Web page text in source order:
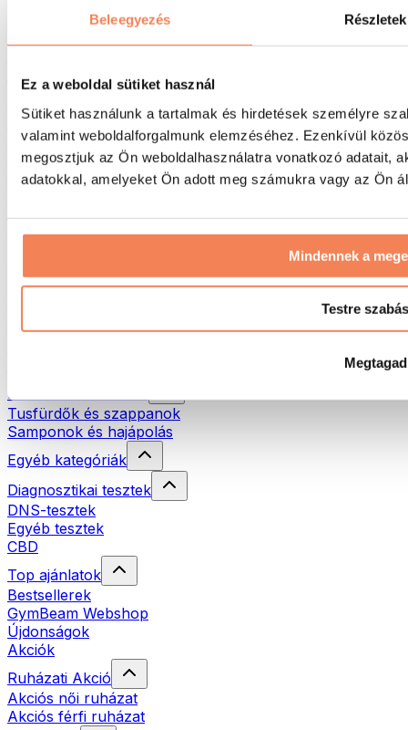
Beleegyezés Részletek
Ez a weboldal sütiket használ
Sütiket használunk a tartalmak és hirdetések személyre
valamint weboldalforgalmunk elemzéséhez. Ezenkívül
megosztjuk az Ön weboldalhasználatra vonatkozó adatait,
adatokkal, amelyeket Ön adott meg számukra vagy az Ön
Mindennek a
Testre szabás
Megtagad
Táskák & hátizsákok
Hátizsákok
Futás
Küzdősportok
Kerékpározás
Jóga és pilates
Úszás
Túrázás
Vörösfény-terápia
Öko háztartás
Natúrkozmetikumok
Tusfürdők és szappanok
Samponok és hajápolás
Egyéb kategóriák
Diagnosztikai tesztek
DNS-tesztek
Egyéb tesztek
CBD
Top ajánlatok
Bestsellerek
GymBeam Webshop
Újdonságok
Akciók
Ruházati Akció
Akciós női ruházat
Akciós férfi ruházat